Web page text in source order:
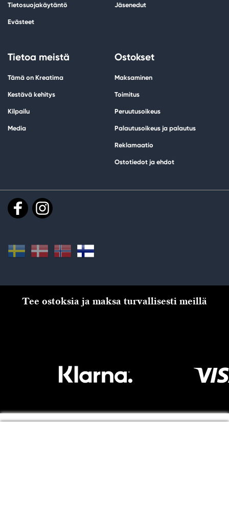
Tietosuojakäytäntö
Evästeet
Jäsenedut
Tietoa meistä
Tämä on Kreatima
Kestävä kehitys
Kilpailu
Media
Ostokset
Maksaminen
Toimitus
Peruutusoikeus
Palautusoikeus ja palautus
Reklamaatio
Ostotiedot ja ehdot
Tee ostoksia ja maksa turvallisesti meillä